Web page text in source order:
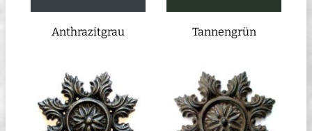
Anthrazitgrau Tannengrün